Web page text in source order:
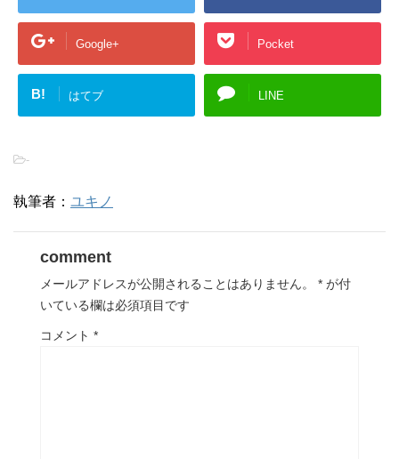
Google+ Pocket
B! はてブ LINE
-
執筆者： ユキノ
comment
メールアドレスが公開されることはありません。 * が付
いている欄は必須項目です
コメント *